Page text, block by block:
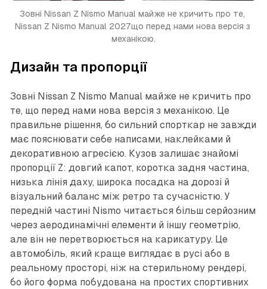
Зовні Nissan Z Nismo Manual майже не кричить про те,
Nissan Z Nismo Manual 2027що перед нами нова версія з
механікою.
Дизайн та пропорції
Зовні Nissan Z Nismo Manual майже не кричить про
те, що перед нами нова версія з механікою. Це
правильне рішення, бо сильний спорткар не завжди
має пояснювати себе написами, наклейками й
декоративною агресією. Кузов залишає знайомі
пропорції Z: довгий капот, коротка задня частина,
низька лінія даху, широка посадка на дорозі й
візуальний баланс між ретро та сучасністю. У
передній частині Nismo читається більш серйозним
через аеродинамічні елементи й іншу геометрію,
але він не перетворюється на карикатуру. Це
автомобіль, який краще виглядає в русі або в
реальному просторі, ніж на стерильному рендері,
бо його форма побудована на простих спортивних